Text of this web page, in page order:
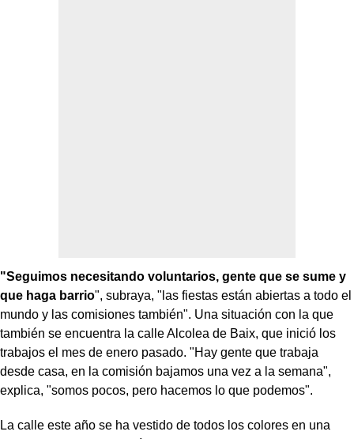
"Seguimos necesitando voluntarios, gente que se sume y
que haga barrio", subraya, "las fiestas están abiertas a todo el
mundo y las comisiones también". Una situación con la que
también se encuentra la calle Alcolea de Baix, que inició los
trabajos el mes de enero pasado. "Hay gente que trabaja
desde casa, en la comisión bajamos una vez a la semana",
explica, "somos pocos, pero hacemos lo que podemos".
La calle este año se ha vestido de todos los colores en una